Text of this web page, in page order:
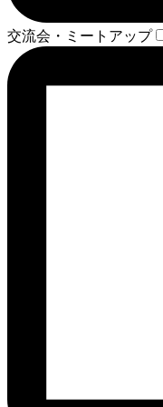
交流会・ミートアップ